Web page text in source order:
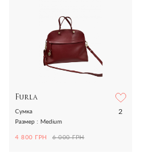
Furla
2
Сумка
Размер : Medium
4 800 ГРН 6 000 ГРН